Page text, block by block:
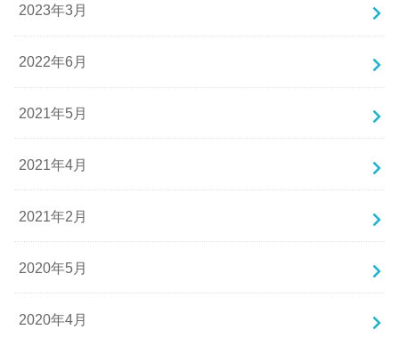
2023年3月
2022年6月
2021年5月
2021年4月
2021年2月
2020年5月
2020年4月